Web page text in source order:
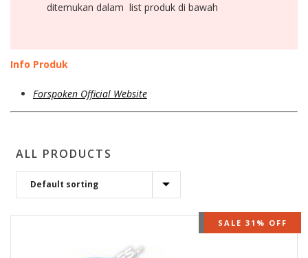
ditemukan dalam list produk di bawah
Info Produk
Forspoken Official Website
ALL PRODUCTS
OUT OF STOCK
SALE 31% OFF